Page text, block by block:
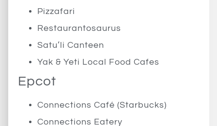
Pizzafari
Restaurantosaurus
Satu’li Canteen
Yak & Yeti Local Food Cafes
Epcot
Connections Café (Starbucks)
Connections Eatery